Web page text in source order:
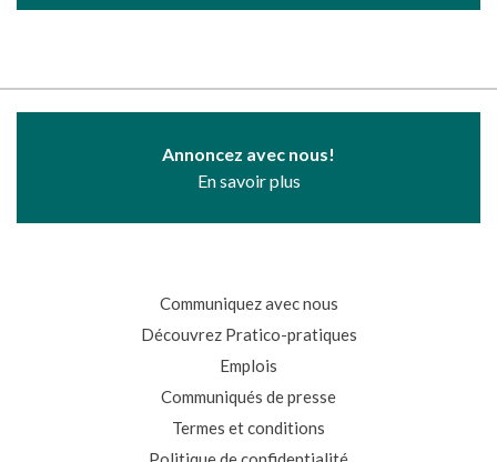
Annoncez avec nous!
En savoir plus
Communiquez avec nous
Découvrez Pratico-pratiques
Emplois
Communiqués de presse
Termes et conditions